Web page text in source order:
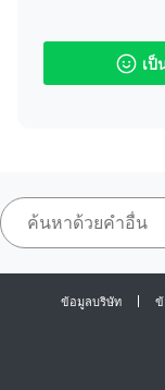
เป็
ข้อมูลบริษัท ข้